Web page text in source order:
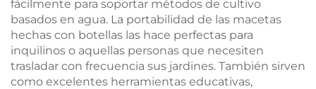
fácilmente para soportar métodos de cultivo
basados en agua. La portabilidad de las macetas
hechas con botellas las hace perfectas para
inquilinos o aquellas personas que necesiten
trasladar con frecuencia sus jardines. También sirven
como excelentes herramientas educativas,